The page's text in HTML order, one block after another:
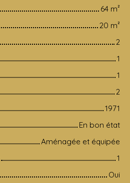
64 m²
20 m²
2
1
1
2
1971
En bon état
Aménagée et équipée
1
Oui